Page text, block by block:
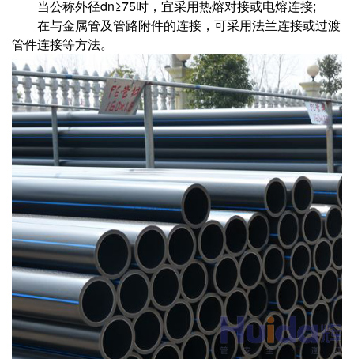
当公称外径dn≥75时，宜采用热熔对接或电熔连接;
在与金属管及管路附件的连接，可采用法兰连接或过渡
管件连接等方法。